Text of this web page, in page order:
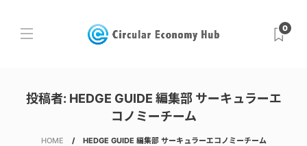
0
投稿者: HEDGE GUIDE 編集部 サーキュラーエ
コノミーチーム
HOME HEDGE GUIDE 編集部 サーキュラーエコノミーチーム